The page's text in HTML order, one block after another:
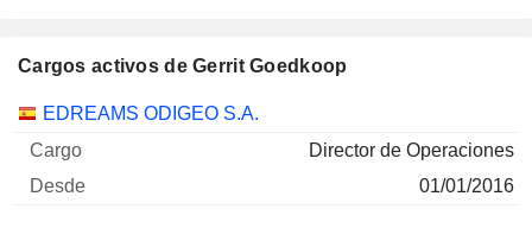
Cargos activos de Gerrit Goedkoop
Empresas Cargo Inicio
EDREAMS ODIGEO S.A.
Director de Operaciones
01/01/2016